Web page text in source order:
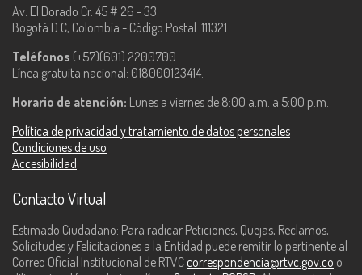
Av. El Dorado Cr. 45 # 26 - 33
Bogotá D.C, Colombia - Código Postal: 111321
Teléfonos (+57)(601) 2200700.
Línea gratuita nacional: 018000123414.
Horario de atención: Lunes a viernes de 8:00 a.m. a 5:00 p.m.
Política de privacidad y tratamiento de datos personales
Condiciones de uso
Accesibilidad
Contacto Virtual
Estimado Ciudadano: Para radicar Peticiones, Quejas, Reclamos,
Solicitudes y Felicitaciones a la Entidad puede remitir lo pertinente al
Correo Oficial Institucional de RTVC correspondencia@rtvc.gov.co o